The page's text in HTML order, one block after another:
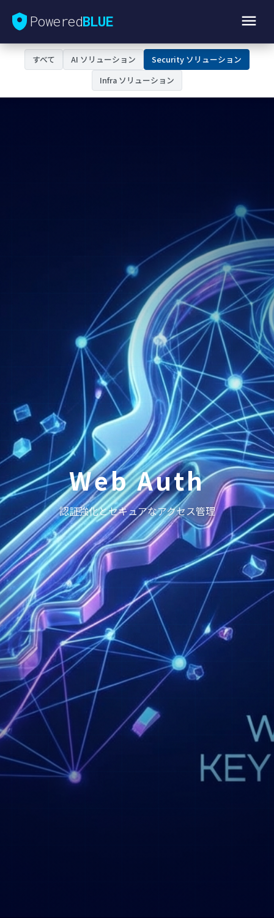
PoweredBLUE
すべて AI ソリューション
Security ソリューション
Infra ソリューション
Web Auth
認証強化とセキュアなアクセス管理